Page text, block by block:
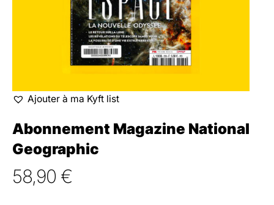
Ajouter à ma Kyft list
Abonnement Magazine National
Geographic
58,90 €